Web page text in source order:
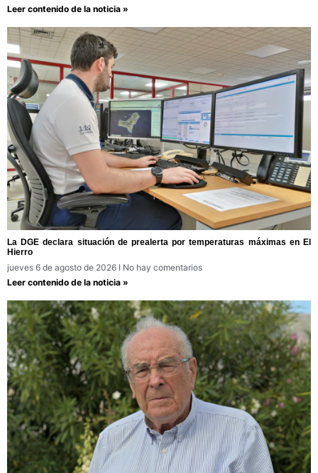
Leer contenido de la noticia »
La DGE declara situación de prealerta por temperaturas máximas en El
Hierro
jueves 6 de agosto de 2026
No hay comentarios
Leer contenido de la noticia »